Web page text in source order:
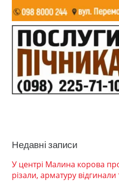
Недавні записи
У центрі Малина корова
різали, арматуру